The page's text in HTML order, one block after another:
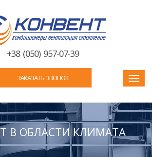
+38 (050) 957-07-39
ЗАКАЗАТЬ ЗВОНОК
В ОБЛАСТИ КЛИМАТА